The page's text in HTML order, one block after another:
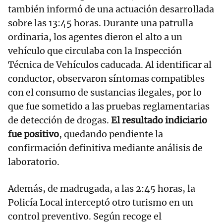
también informó de una actuación desarrollada
sobre las 13:45 horas. Durante una patrulla
ordinaria, los agentes dieron el alto a un
vehículo que circulaba con la Inspección
Técnica de Vehículos caducada. Al identificar al
conductor, observaron síntomas compatibles
con el consumo de sustancias ilegales, por lo
que fue sometido a las pruebas reglamentarias
de detección de drogas. El resultado indiciario
fue positivo, quedando pendiente la
confirmación definitiva mediante análisis de
laboratorio.
Además, de madrugada, a las 2:45 horas, la
Policía Local interceptó otro turismo en un
control preventivo. Según recoge el